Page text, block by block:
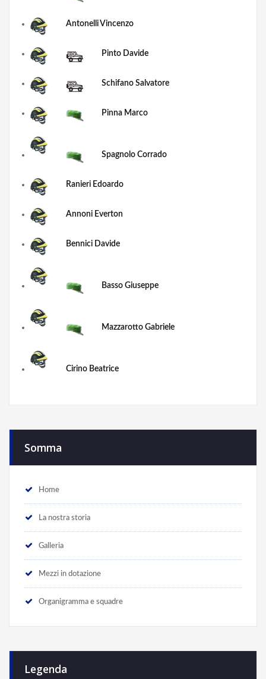
Antonelli Vincenzo
Pinto Davide
Schifano Salvatore
Pinna Marco
Spagnolo Corrado
Ranieri Edoardo
Annoni Everton
Bennici Davide
Basso Giuseppe
Mazzarotto Gabriele
Cirino Beatrice
Somma
Home
La nostra storia
Galleria
Mezzi in dotazione
Organigramma e squadre
Legenda